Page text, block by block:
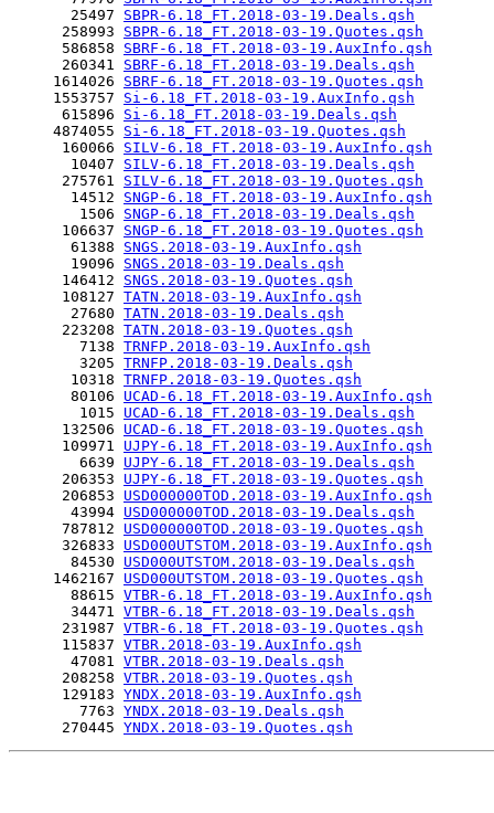
       25497
SBPR-6.18_FT.2018-03-19.Deals.qsh
      258993
SBPR-6.18_FT.2018-03-19.Quotes.qsh
      586858
SBRF-6.18_FT.2018-03-19.AuxInfo.qsh
      260341
SBRF-6.18_FT.2018-03-19.Deals.qsh
     1614026
SBRF-6.18_FT.2018-03-19.Quotes.qsh
     1553757
Si-6.18_FT.2018-03-19.AuxInfo.qsh
      615896
Si-6.18_FT.2018-03-19.Deals.qsh
     4874055
Si-6.18_FT.2018-03-19.Quotes.qsh
      160066
SILV-6.18_FT.2018-03-19.AuxInfo.qsh
       10407
SILV-6.18_FT.2018-03-19.Deals.qsh
      275761
SILV-6.18_FT.2018-03-19.Quotes.qsh
       14512
SNGP-6.18_FT.2018-03-19.AuxInfo.qsh
        1506
SNGP-6.18_FT.2018-03-19.Deals.qsh
      106637
SNGP-6.18_FT.2018-03-19.Quotes.qsh
       61388
SNGS.2018-03-19.AuxInfo.qsh
       19096
SNGS.2018-03-19.Deals.qsh
      146412
SNGS.2018-03-19.Quotes.qsh
      108127
TATN.2018-03-19.AuxInfo.qsh
       27680
TATN.2018-03-19.Deals.qsh
      223208
TATN.2018-03-19.Quotes.qsh
        7138
TRNFP.2018-03-19.AuxInfo.qsh
        3205
TRNFP.2018-03-19.Deals.qsh
       10318
TRNFP.2018-03-19.Quotes.qsh
       80106
UCAD-6.18_FT.2018-03-19.AuxInfo.qsh
        1015
UCAD-6.18_FT.2018-03-19.Deals.qsh
      132506
UCAD-6.18_FT.2018-03-19.Quotes.qsh
      109971
UJPY-6.18_FT.2018-03-19.AuxInfo.qsh
        6639
UJPY-6.18_FT.2018-03-19.Deals.qsh
      206353
UJPY-6.18_FT.2018-03-19.Quotes.qsh
      206853
USD000000TOD.2018-03-19.AuxInfo.qsh
       43994
USD000000TOD.2018-03-19.Deals.qsh
      787812
USD000000TOD.2018-03-19.Quotes.qsh
      326833
USD000UTSTOM.2018-03-19.AuxInfo.qsh
       84530
USD000UTSTOM.2018-03-19.Deals.qsh
     1462167
USD000UTSTOM.2018-03-19.Quotes.qsh
       88615
VTBR-6.18_FT.2018-03-19.AuxInfo.qsh
       34471
VTBR-6.18_FT.2018-03-19.Deals.qsh
      231987
VTBR-6.18_FT.2018-03-19.Quotes.qsh
      115837
VTBR.2018-03-19.AuxInfo.qsh
       47081
VTBR.2018-03-19.Deals.qsh
      208258
VTBR.2018-03-19.Quotes.qsh
      129183
YNDX.2018-03-19.AuxInfo.qsh
        7763
YNDX.2018-03-19.Deals.qsh
      270445
YNDX.2018-03-19.Quotes.qsh